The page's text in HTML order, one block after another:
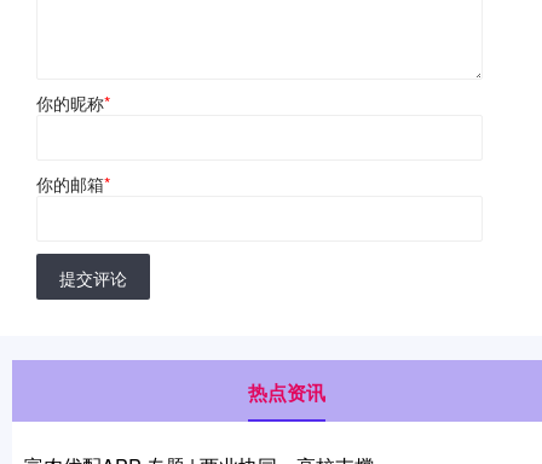
你的昵称*
你的邮箱*
提交评论
热点资讯